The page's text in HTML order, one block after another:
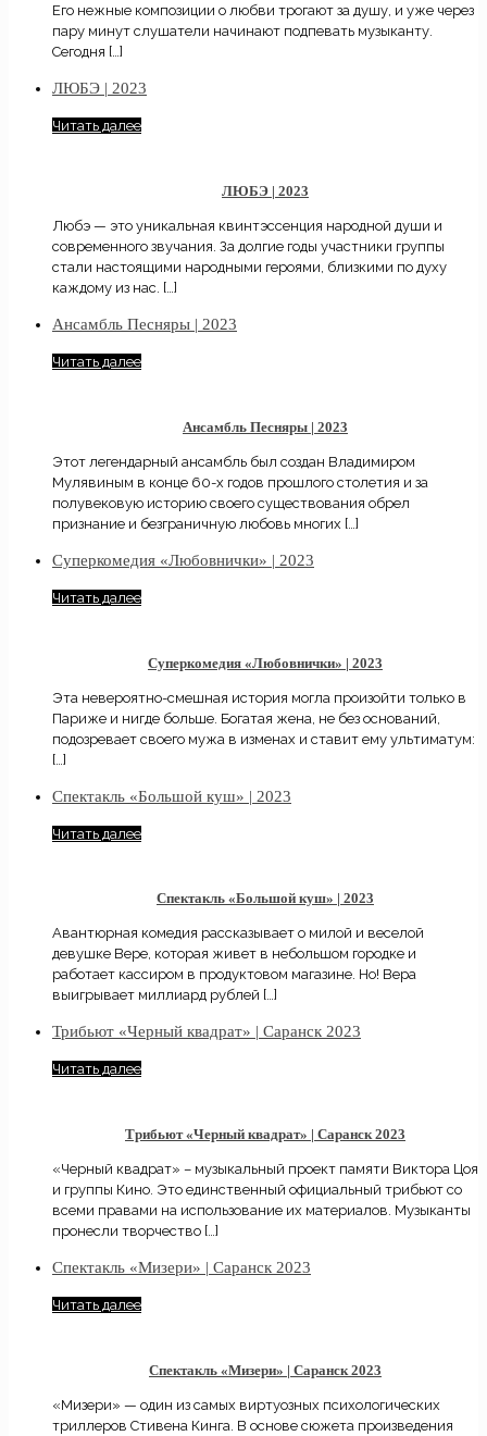
Его нежные композиции о любви трогают за душу, и уже через
пару минут слушатели начинают подпевать музыканту.
Сегодня […]
ЛЮБЭ | 2023
Читать далее
ЛЮБЭ | 2023
Любэ — это уникальная квинтэссенция народной души и
современного звучания. За долгие годы участники группы
стали настоящими народными героями, близкими по духу
каждому из нас. […]
Ансамбль Песняры | 2023
Читать далее
Ансамбль Песняры | 2023
Этот легендарный ансамбль был создан Владимиром
Мулявиным в конце 60-х годов прошлого столетия и за
полувековую историю своего существования обрел
признание и безграничную любовь многих […]
Суперкомедия «Любовнички» | 2023
Читать далее
Суперкомедия «Любовнички» | 2023
Эта невероятно-смешная история могла произойти только в
Париже и нигде больше. Богатая жена, не без оснований,
подозревает своего мужа в изменах и ставит ему ультиматум:
[…]
Спектакль «Большой куш» | 2023
Читать далее
Спектакль «Большой куш» | 2023
Авантюрная комедия рассказывает о милой и веселой
девушке Вере, которая живет в небольшом городке и
работает кассиром в продуктовом магазине. Но! Вера
выигрывает миллиард рублей […]
Трибьют «Черный квадрат» | Саранск 2023
Читать далее
Трибьют «Черный квадрат» | Саранск 2023
«Черный квадрат» – музыкальный проект памяти Виктора Цоя
и группы Кино. Это единственный официальный трибьют со
всеми правами на использование их материалов. Музыканты
пронесли творчество […]
Спектакль «Мизери» | Саранск 2023
Читать далее
Спектакль «Мизери» | Саранск 2023
«Мизери» — один из самых виртуозных психологических
триллеров Стивена Кинга. В основе сюжета произведения